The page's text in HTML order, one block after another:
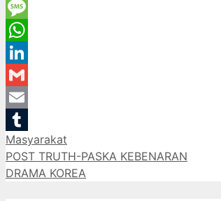
Twitter
Message
WhatsApp
LinkedIn
Gmail
Email
Tumblr
Categories
Masyarakat
POST TRUTH-PASKA KEBENARAN
DRAMA KOREA